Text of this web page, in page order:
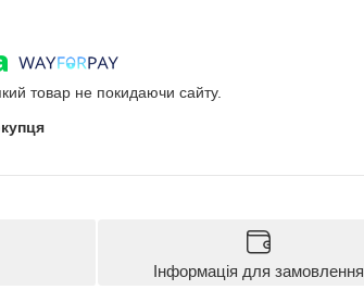
товар не покидаючи сайту.
Інформація для замовлення